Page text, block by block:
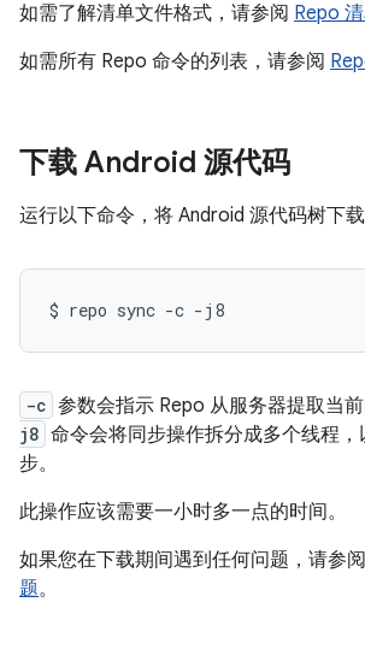
如需了解清单文件格式，请参阅 Repo
如需所有 Repo 命令的列表，请参阅
下载 Android 源代码
运行以下命令，将 Android 源代码树下
$ repo sync -c
-c 参数会指示 Repo 从服务器提取当前
j8 命令会将同步操作拆分成多个线程，
步。
此操作应该需要一小时多一点的时间。
如果您在下载期间遇到任何问题，请参阅
题。